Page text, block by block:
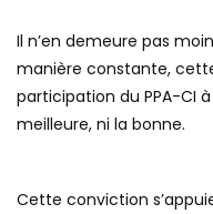
Il n’en demeure pas
manière constante,
participation du PPA-CI
meilleure, ni la bonne.
Cette conviction